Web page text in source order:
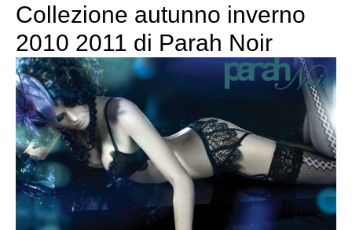
Collezione autunno inverno
2010 2011 di Parah Noir